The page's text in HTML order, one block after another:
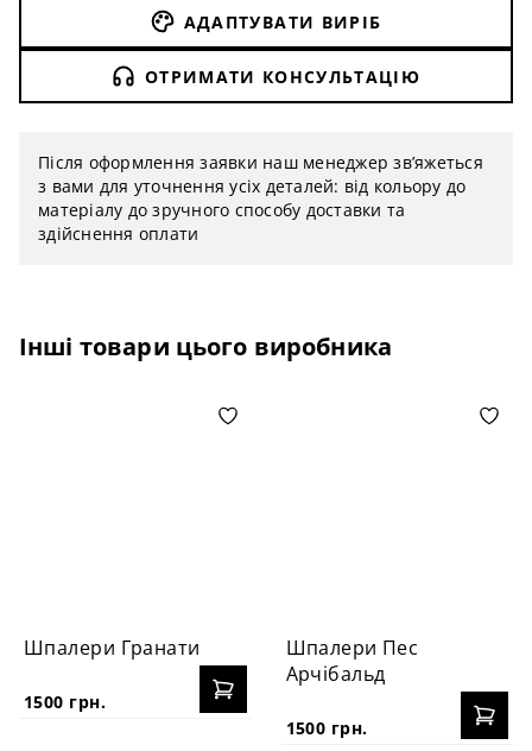
АДАПТУВАТИ ВИРІБ
ОТРИМАТИ КОНСУЛЬТАЦІЮ
Після оформлення заявки наш менеджер зв’яжеться
з вами для уточнення усіх деталей: від кольору до
матеріалу до зручного способу доставки та
здійснення оплати
Інші товари цього виробника
Шпалери Гранати
1500 грн.
Шпалери Пес
Арчібальд
1500 грн.